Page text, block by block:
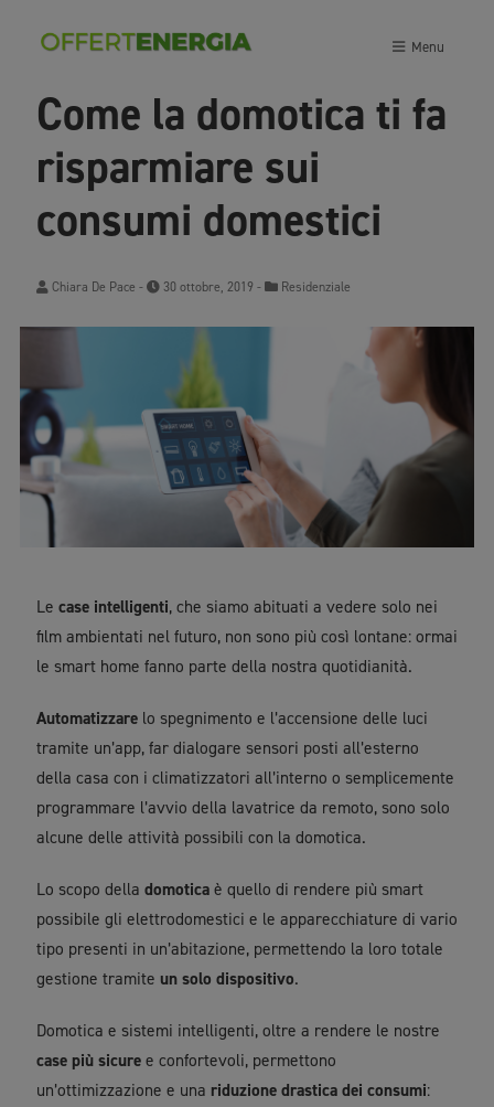
Menu
Come la domotica ti fa
risparmiare sui
consumi domestici
Chiara De Pace - 30 ottobre, 2019 - Residenziale
Le case intelligenti, che siamo abituati a vedere solo nei
film ambientati nel futuro, non sono più così lontane: ormai
le smart home fanno parte della nostra quotidianità.
Automatizzarelo spegnimento e l’accensione delle luci
tramite un’app, far dialogare sensori posti all’esterno
della casa con i climatizzatori all’interno o semplicemente
programmare l’avvio della lavatrice da remoto, sono solo
alcune delle attività possibili con la domotica.
Lo scopo della domoticaè quello di rendere più smart
possibile gli elettrodomestici e le apparecchiature di vario
tipo presenti in un’abitazione, permettendo la loro totale
gestione tramite un solo dispositivo.
Domotica e sistemi intelligenti, oltre a rendere le nostre
case più sicuree confortevoli, permettono
un’ottimizzazione e una riduzione drastica dei consumi: